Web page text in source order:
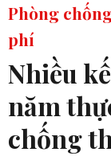
Phòng
phí
Nhiều
năm
chống